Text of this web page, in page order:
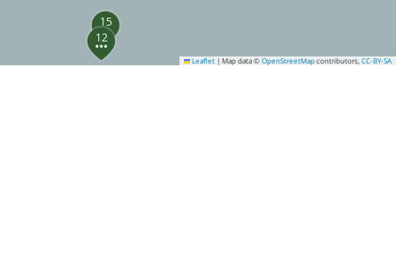
12
15
Leaflet | Map data © OpenStreetMap contributors, CC-BY-SA